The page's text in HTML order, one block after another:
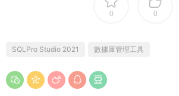
0 0
SQLPro Studio 2021 數據庫管理工具